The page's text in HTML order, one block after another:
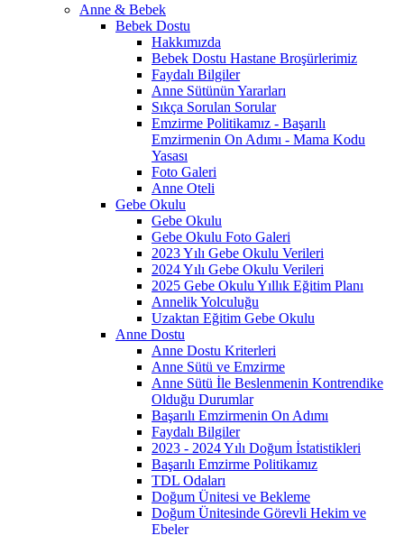
Anne & Bebek
Bebek Dostu
Hakkımızda
Bebek Dostu Hastane Broşürlerimiz
Faydalı Bilgiler
Anne Sütünün Yararları
Sıkça Sorulan Sorular
Emzirme Politikamız - Başarılı
Emzirmenin On Adımı - Mama Kodu
Yasası
Foto Galeri
Anne Oteli
Gebe Okulu
Gebe Okulu
Gebe Okulu Foto Galeri
2023 Yılı Gebe Okulu Verileri
2024 Yılı Gebe Okulu Verileri
2025 Gebe Okulu Yıllık Eğitim Planı
Annelik Yolculuğu
Uzaktan Eğitim Gebe Okulu
Anne Dostu
Anne Dostu Kriterleri
Anne Sütü ve Emzirme
Anne Sütü İle Beslenmenin Kontrendike
Olduğu Durumlar
Başarılı Emzirmenin On Adımı
Faydalı Bilgiler
2023 - 2024 Yılı Doğum İstatistikleri
Başarılı Emzirme Politikamız
TDL Odaları
Doğum Ünitesi ve Bekleme
Doğum Ünitesinde Görevli Hekim ve
Ebeler